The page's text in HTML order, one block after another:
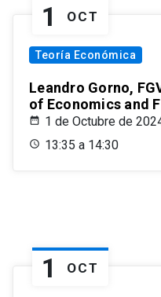
1 OCT
Teoría Económica
Leandro Gorno,
of Economics and
1 de Octubre de
13:35 a 14:30
1 OCT